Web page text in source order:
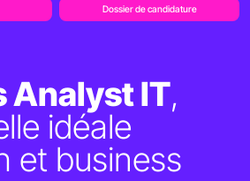
Analyst IT,
idéale
et business
Dossier de candidature